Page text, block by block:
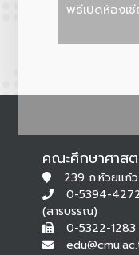
พิธีเปิดห้องเ
คณะศึกษาศาส
239 ถ.ห้วยแก้
0-5394-
(สารบรรณ)
0-5322-